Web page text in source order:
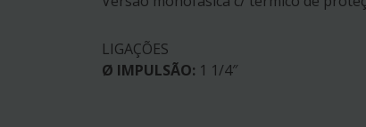
LIGAÇÕES
Ø IMPULSÃO: 1 1/4″